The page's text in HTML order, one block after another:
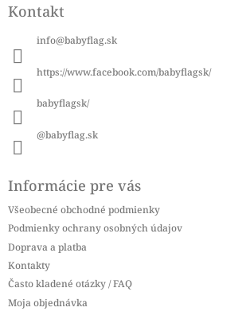
pKontakt
info@babyflag.sk
https://www.facebook.com/babyflagsk/
babyflagsk/
@babyflag.sk
Informácie pre vás
Všeobecné obchodné podmienky
Podmienky ochrany osobných údajov
Doprava a platba
Kontakty
Často kladené otázky / FAQ
Moja objednávka